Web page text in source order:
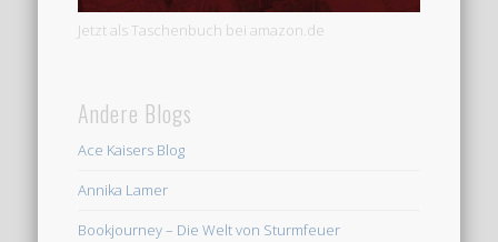
Jetzt als Taschenbuch bei amazon.de
Andere Blogs
Ace Kaisers Blog
Annika Lamer
Bookjourney – Die Welt von Sturmfeuer